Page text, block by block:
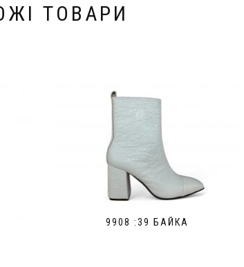
ТОВАРИ
9908 :39 БАЙКА